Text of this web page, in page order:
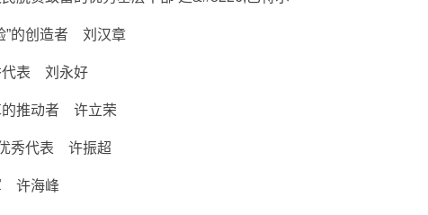
”的创造者 刘汉章
代表 刘永好
的推动者 许立荣
优秀代表 许振超
许海峰